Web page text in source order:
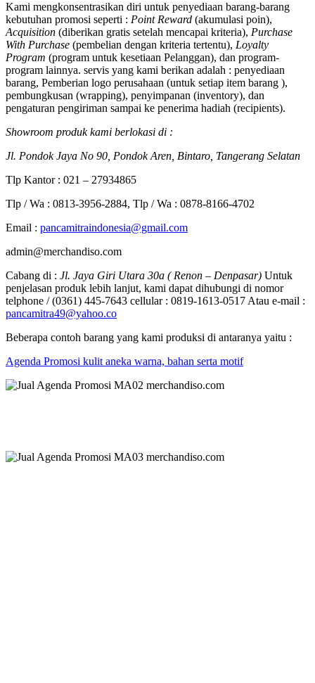
Kami mengkonsentrasikan diri untuk penyediaan barang-barang
kebutuhan promosi seperti : Point Reward (akumulasi poin),
Acquisition (diberikan gratis setelah mencapai kriteria), Purchase
With Purchase (pembelian dengan kriteria tertentu), Loyalty
Program (program untuk kesetiaan Pelanggan), dan program-
program lainnya. servis yang kami berikan adalah : penyediaan
barang, Pemberian logo perusahaan (untuk setiap item barang ),
pembungkusan (wrapping), penyimpanan (inventory), dan
pengaturan pengiriman sampai ke penerima hadiah (recipients).
Showroom produk kami berlokasi di :
Jl. Pondok Jaya No 90, Pondok Aren, Bintaro, Tangerang Selatan
Tlp Kantor : 021 – 27934865
Tlp / Wa : 0813-3956-2884, Tlp / Wa : 0878-8166-4702
Email : pancamitraindonesia@gmail.com
admin@merchandiso.com
Cabang di : Jl. Jaya Giri Utara 30a ( Renon – Denpasar) Untuk
penjelasan produk lebih lanjut, kami dapat dihubungi di nomor
telphone / (0361) 445-7643 cellular : 0819-1613-0517 Atau e-mail :
pancamitra49@yahoo.co
Beberapa contoh barang yang kami produksi di antaranya yaitu :
Agenda Promosi kulit aneka warna, bahan serta motif